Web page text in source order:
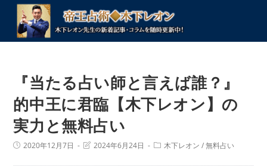
『当たる占い師と言えば誰？』
的中王に君臨【木下レオン】の
実力と無料占い
投 2020年12月7日
投 2024年6月24日
投 木下レオン / 無料占い